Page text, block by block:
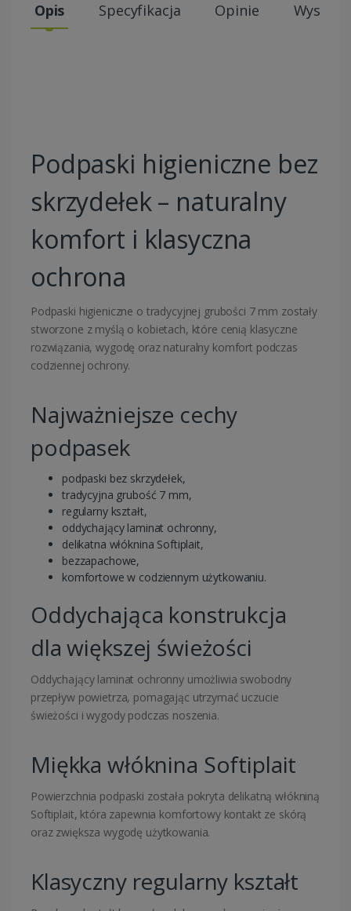
Opis Specyfikacja Opinie Wysyłki
Podpaski higieniczne bez
skrzydełek – naturalny
komfort i klasyczna
ochrona
Podpaski higieniczne o tradycyjnej grubości 7 mm zostały
stworzone z myślą o kobietach, które cenią klasyczne
rozwiązania, wygodę oraz naturalny komfort podczas
codziennej ochrony.
Najważniejsze cechy
podpasek
podpaski bez skrzydełek,
tradycyjna grubość 7 mm,
regularny kształt,
oddychający laminat ochronny,
delikatna włóknina Softiplait,
bezzapachowe,
komfortowe w codziennym użytkowaniu.
Oddychająca konstrukcja
dla większej świeżości
Oddychający laminat ochronny umożliwia swobodny
przepływ powietrza, pomagając utrzymać uczucie
świeżości i wygody podczas noszenia.
Miękka włóknina Softiplait
Powierzchnia podpaski została pokryta delikatną włókniną
Softiplait, która zapewnia komfortowy kontakt ze skórą
oraz zwiększa wygodę użytkowania.
Klasyczny regularny kształt